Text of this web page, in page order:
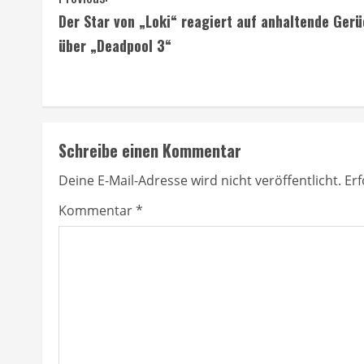
o
t
i
n
u
e
Der Star von „Loki“ reagiert auf anhaltende
über „Deadpool 3“
Schreibe einen Kommentar
Deine E-Mail-Adresse wird nicht veröffentlicht.
Kommentar*